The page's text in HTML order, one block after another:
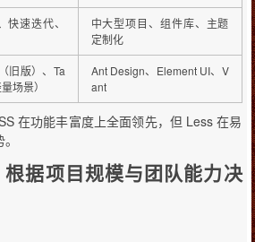
快速迭代、
中大型项目、组件库、主题
定制化
旧版）、Ta
场景）
Ant Design、Element UI、V
ant
在功能丰富度上全面领先，但 Less 在易
据项目规模与团队能力决